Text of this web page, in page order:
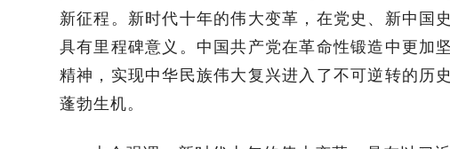
新征程。新时代十年的伟大变革，在党史、新中国
具有里程碑意义。中国共产党在革命性锻造中更加
精神，实现中华民族伟大复兴进入了不可逆转的历
蓬勃生机。